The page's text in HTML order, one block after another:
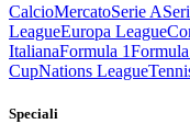
CalcioMercatoSerie A
LeagueEuropa League
ItalianaFormula 1
CupNations League
Speciali